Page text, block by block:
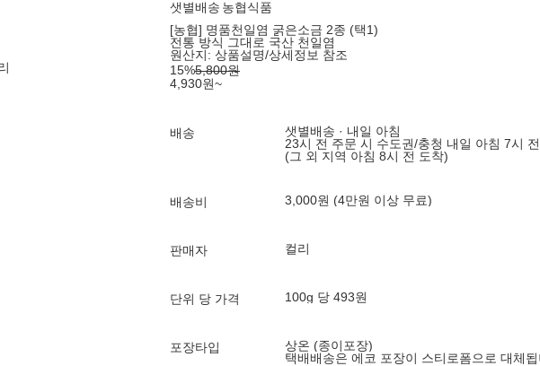
샛별배송 농협식품
[농협] 명품천일염 굵은소금 2종 (택1)
전통 방식 그대로 국산 천일염
원산지: 상품설명/상세정보 참조
15%5,800원
4,930원~
배송
샛별배송 · 내일 아침
23시 전 주문 시 수도권/충청 내일 아침 7시
(그 외 지역 아침 8시 전 도착)
배송비 3,000원 (4만원 이상 무료)
판매자 컬리
단위 당 가격 100g 당 493원
포장타입
상온 (종이포장)
택배배송은 에코 포장이 스티로폼으로 대체됩